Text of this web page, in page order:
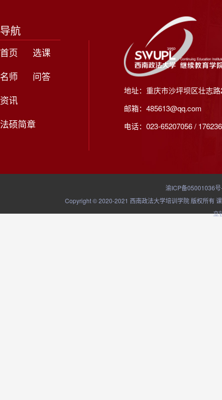
导航
首页
选课
名师
问答
资讯
法硕简章
地址：重庆市沙坪坝区壮志
邮箱：485613@qq.com
电话：023-65207056 /
渝ICP备05001036
Copyright © 2020-2021 西南政法大学培训学院 版权所有
立